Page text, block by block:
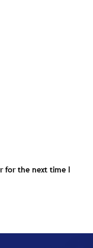
for the next time I